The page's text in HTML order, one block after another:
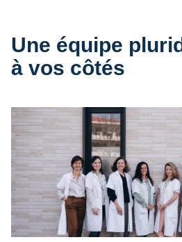
Une équipe
à vos côtés